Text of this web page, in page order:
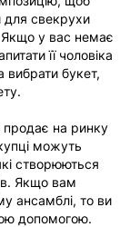
для свекрухи
Якщо у вас немає
її чоловіка
букет,
на ринку
можуть
створюються
Якщо вам
ансамблі, то ви
допомогою.